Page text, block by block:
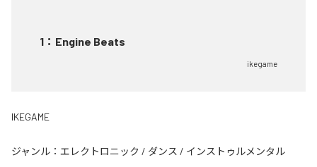
1 ： Engine Beats
ikegame
IKEGAME
ジャンル： エレクトロニック / ダンス / インストゥルメンタル